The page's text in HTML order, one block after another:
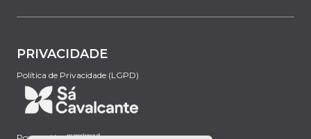
PRIVACIDADE
Política de Privacidade (LGPD)